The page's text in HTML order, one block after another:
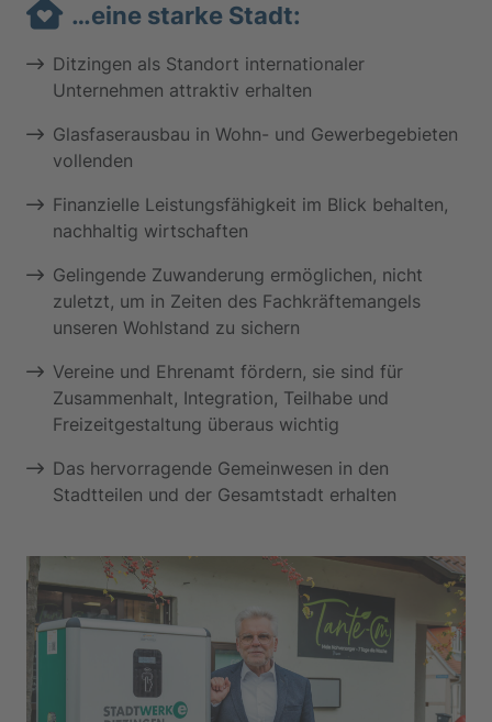
…eine starke Stadt:
Ditzingen als Standort internationaler
Unternehmen attraktiv erhalten
Glasfaserausbau in Wohn- und Gewerbegebieten
vollenden
Finanzielle Leistungsfähigkeit im Blick behalten,
nachhaltig wirtschaften
Gelingende Zuwanderung ermöglichen, nicht
zuletzt, um in Zeiten des Fachkräftemangels
unseren Wohlstand zu sichern
Vereine und Ehrenamt fördern, sie sind für
Zusammenhalt, Integration, Teilhabe und
Freizeitgestaltung überaus wichtig
Das hervorragende Gemeinwesen in den
Stadtteilen und der Gesamtstadt erhalten